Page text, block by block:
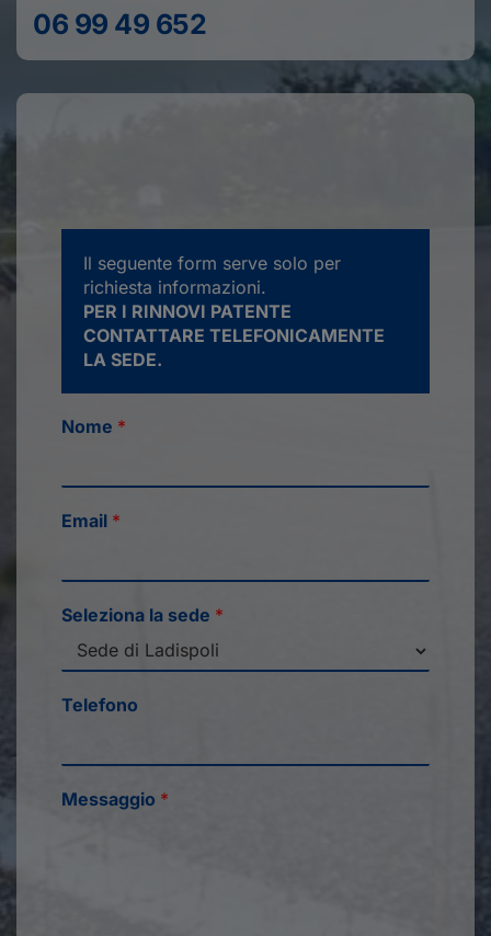
06 99 49 652
Il seguente form serve solo per
richiesta informazioni.
PER I RINNOVI PATENTE
CONTATTARE TELEFONICAMENTE
LA SEDE.
Nome *
Email *
Seleziona la sede *
Telefono
Messaggio *